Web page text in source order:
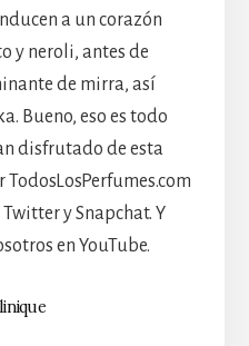
a un corazón
y neroli, antes de
de mirra, así
Bueno, eso es todo
disfrutado de esta
y Snapchat. Y
en YouTube.